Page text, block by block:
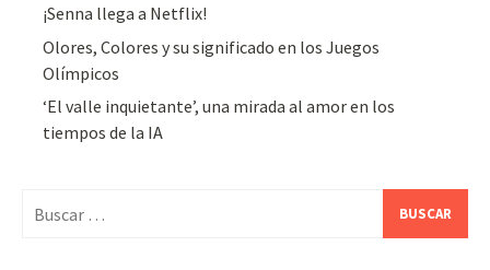
¡Senna llega a Netflix!
Olores, Colores y su significado en los Juegos
Olímpicos
‘El valle inquietante’, una mirada al amor en los
tiempos de la IA